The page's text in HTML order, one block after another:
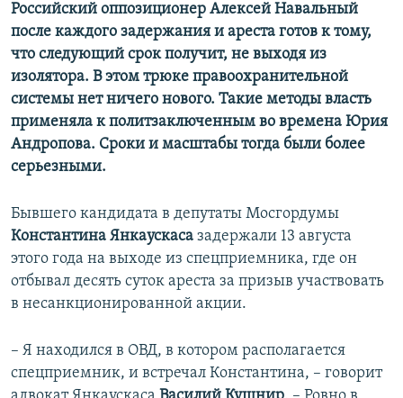
Российский оппозиционер Алексей Навальный
после каждого задержания и ареста готов к тому,
что следующий срок получит, не выходя из
изолятора. В этом трюке правоохранительной
системы нет ничего нового. Такие методы власть
применяла к политзаключенным во времена Юрия
Андропова. Сроки и масштабы тогда были более
серьезными.
Бывшего кандидата в депутаты Мосгордумы
Константина Янкаускаса задержали 13 августа
этого года на выходе из спецприемника, где он
отбывал десять суток ареста за призыв участвовать
в несанкционированной акции.
– Я находился в ОВД, в котором располагается
спецприемник, и встречал Константина, – говорит